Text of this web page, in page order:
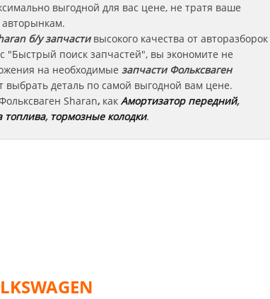
выгодной для вас цене, не тратя ваше
б/у запчастивысокого качества от авторазборок
поиск запчастей", вы экономите не
на необходимые запчастиФольксваген
деталь по самой выгодной вам цене.
Sharan, как Амортизатор передний,
топлива, тормозные колодки.